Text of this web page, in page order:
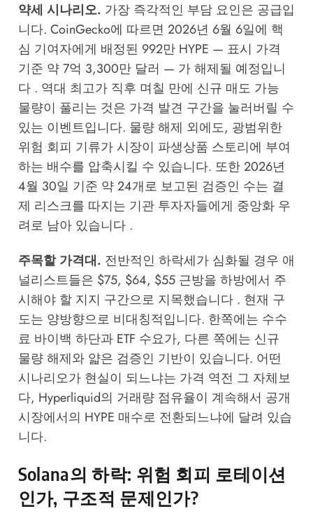
약세 시나리오. 가장 즉각적인 부담 요인은 공급입
니다. CoinGecko에 따르면 2026년 6월 6일에 핵
심 기여자에게 배정된 992만 HYPE — 표시 가격
기준 약 7억 3,300만 달러 — 가 해제될 예정입니
다 . 역대 최고가 직후 며칠 만에 신규 매도 가능
물량이 풀리는 것은 가격 발견 구간을 눌러버릴 수
있는 이벤트입니다. 물량 해제 외에도, 광범위한
위험 회피 기류가 시장이 파생상품 스토리에 부여
하는 배수를 압축시킬 수 있습니다. 또한 2026년
4월 30일 기준 약 24개로 보고된 검증인 수는 결
제 리스크를 따지는 기관 투자자들에게 중앙화 우
려로 남아 있습니다 .
주목할 가격대. 전반적인 하락세가 심화될 경우 애
널리스트들은 $75, $64, $55 근방을 하방에서 주
시해야 할 지지 구간으로 지목했습니다 . 현재 구
도는 양방향으로 비대칭적입니다. 한쪽에는 수수
료 바이백 하단과 ETF 수요가, 다른 쪽에는 신규
물량 해제와 얇은 검증인 기반이 있습니다. 어떤
시나리오가 현실이 되느냐는 가격 역전 그 자체보
다, Hyperliquid의 거래량 점유율이 계속해서 공개
시장에서의 HYPE 매수로 전환되느냐에 달려 있습
니다.
Solana의 하락: 위험 회피 로테이션
인가, 구조적 문제인가?